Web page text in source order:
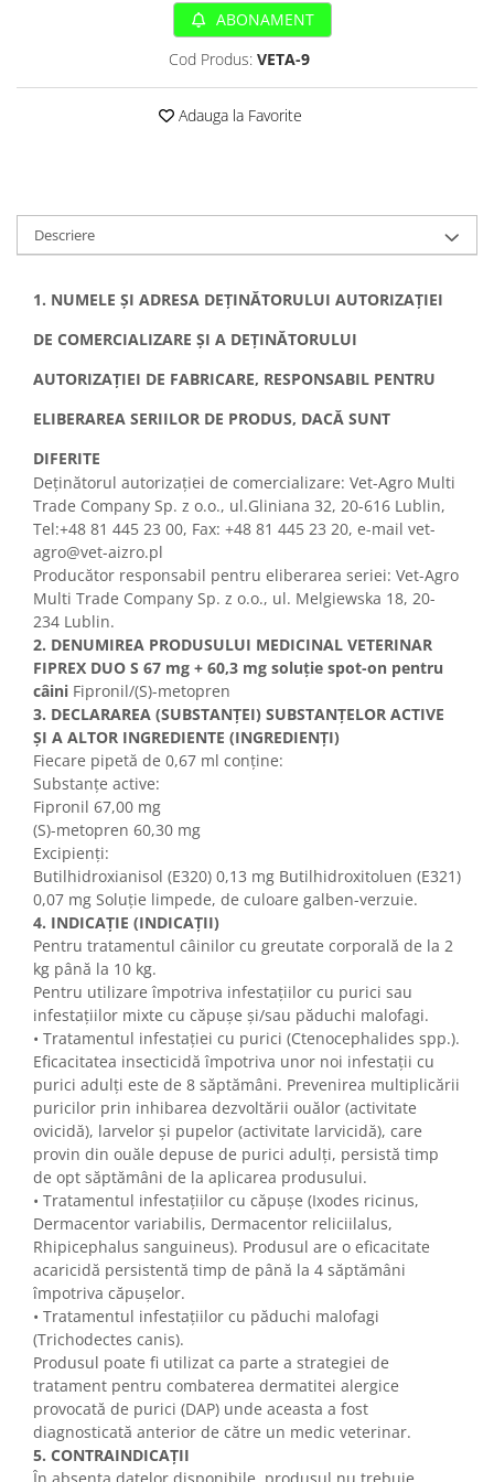
Sampoane si Balsamuri
Covorase absorbante
Curatare Ochi
Paturi, perne si cosuri pentru pisici
ABONAMENT
Cod Produs: VETA-9
Adauga la Favorite
Descriere
1. NUMELE ȘI ADRESA DEȚINĂTORULUI AUTORIZAȚIEI
DE COMERCIALIZARE ȘI A DEȚINĂTORULUI
AUTORIZAȚIEI DE FABRICARE, RESPONSABIL PENTRU
ELIBERAREA SERIILOR DE PRODUS, DACĂ SUNT
DIFERITE
Deținătorul autorizației de comercializare: Vet-Agro Multi
Trade Company Sp. z o.o., ul.Gliniana 32, 20-616 Lublin,
Tel:+48 81 445 23 00, Fax: +48 81 445 23 20, e-mail vet-
agro@vet-aizro.pl
Producător responsabil pentru eliberarea seriei: Vet-Agro
Multi Trade Company Sp. z o.o., ul. Melgiewska 18, 20-
234 Lublin.
2. DENUMIREA PRODUSULUI MEDICINAL VETERINAR
FIPREX DUO S 67 mg + 60,3 mg soluție spot-on pentru
câini Fipronil/(S)-metopren
3. DECLARAREA (SUBSTANȚEI) SUBSTANȚELOR ACTIVE
ȘI A ALTOR INGREDIENTE (INGREDIENȚI)
Fiecare pipetă de 0,67 ml conține:
Substanțe active:
Fipronil 67,00 mg
(S)-metopren 60,30 mg
Excipienți:
Butilhidroxianisol (E320) 0,13 mg Butilhidroxitoluen (E321)
0,07 mg Soluție limpede, de culoare galben-verzuie.
4. INDICAȚIE (INDICAȚII)
Pentru tratamentul câinilor cu greutate corporală de la 2
kg până la 10 kg.
Pentru utilizare împotriva infestațiilor cu purici sau
infestațiilor mixte cu căpușe și/sau păduchi malofagi.
• Tratamentul infestației cu purici (Ctenocephalides spp.).
Eficacitatea insecticidă împotriva unor noi infestații cu
purici adulți este de 8 săptămâni. Prevenirea multiplicării
puricilor prin inhibarea dezvoltării ouălor (activitate
ovicidă), larvelor și pupelor (activitate larvicidă), care
provin din ouăle depuse de purici adulți, persistă timp
de opt săptămâni de la aplicarea produsului.
• Tratamentul infestațiilor cu căpușe (Ixodes ricinus,
Dermacentor variabilis, Dermacentor reliciilalus,
Rhipicephalus sanguineus). Produsul are o eficacitate
acaricidă persistentă timp de până la 4 săptămâni
împotriva căpușelor.
• Tratamentul infestațiilor cu păduchi malofagi
(Trichodectes canis).
Produsul poate fi utilizat ca parte a strategiei de
tratament pentru combaterea dermatitei alergice
provocată de purici (DAP) unde aceasta a fost
diagnosticată anterior de către un medic veterinar.
5. CONTRAINDICAȚII